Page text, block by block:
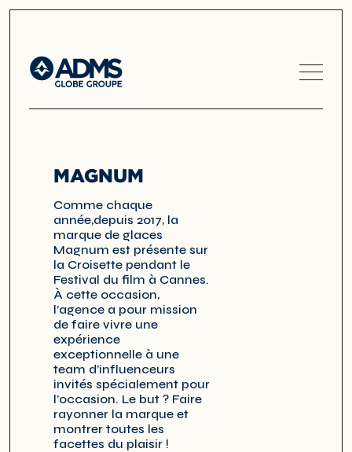
MAGNUM
Comme chaque
année,depuis 2017, la
marque de glaces
Magnum est présente sur
la Croisette pendant le
Festival du film à Cannes.
À cette occasion,
l’agence a pour mission
de faire vivre une
expérience
exceptionnelle à une
team d’influenceurs
invités spécialement pour
l’occasion. Le but ? Faire
rayonner la marque et
montrer toutes les
facettes du plaisir !